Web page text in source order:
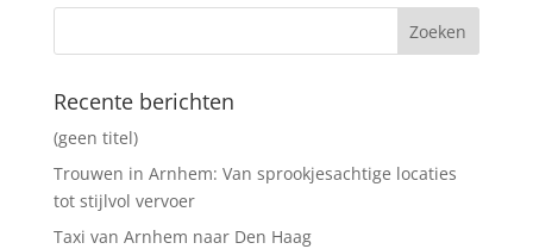
Recente berichten
(geen titel)
Trouwen in Arnhem: Van sprookjesachtige locaties
tot stijlvol vervoer
Taxi van Arnhem naar Den Haag